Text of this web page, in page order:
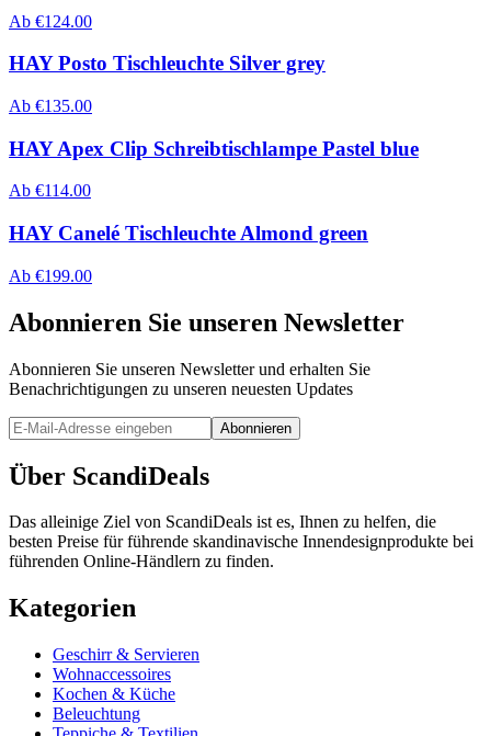
Ab €124.00
HAY Posto Tischleuchte Silver grey
Ab €135.00
HAY Apex Clip Schreibtischlampe Pastel blue
Ab €114.00
HAY Canelé Tischleuchte Almond green
Ab €199.00
Abonnieren Sie unseren Newsletter
Abonnieren Sie unseren Newsletter und erhalten Sie
Benachrichtigungen zu unseren neuesten Updates
Abonnieren
Über ScandiDeals
Das alleinige Ziel von ScandiDeals ist es, Ihnen zu helfen, die
besten Preise für führende skandinavische Innendesignprodukte bei
führenden Online-Händlern zu finden.
Kategorien
Geschirr & Servieren
Wohnaccessoires
Kochen & Küche
Beleuchtung